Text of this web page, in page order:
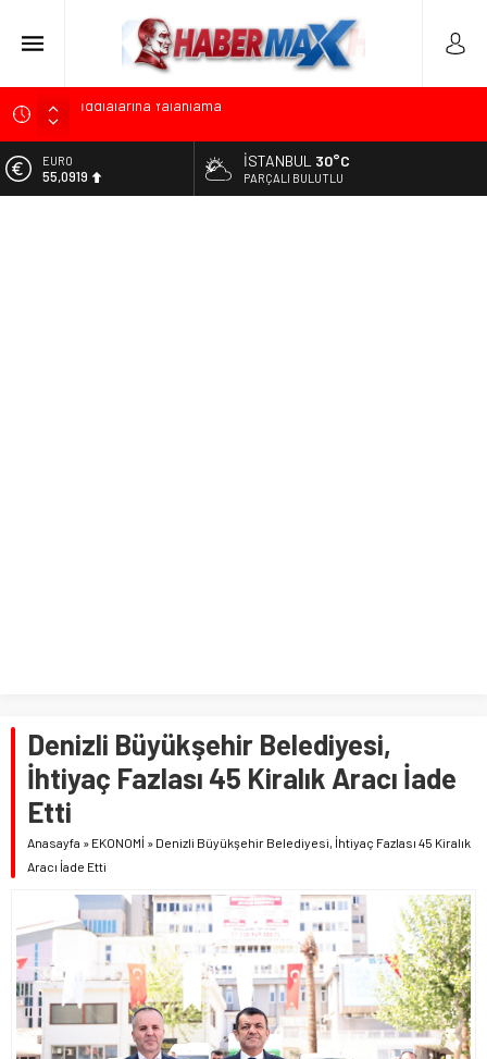
Başkan Orhan Çerkez duyurdu: Çekmeköy’de Gençlik
CHP’li Önder Ulutaş’tan Üsküdar Başkan Vekili Seçimine
Sert Tepki: “Halkın İradesini Yok Sayma Çabası”
ALTIN
6.525,81
İSTANBUL 30°C
PARÇALI BULUTLU
Denizli Büyükşehir Belediyesi,
İhtiyaç Fazlası 45 Kiralık Aracı İade
Etti
Anasayfa » EKONOMİ » Denizli Büyükşehir Belediyesi, İhtiyaç Fazlası 45 Kiralık
Aracı İade Etti